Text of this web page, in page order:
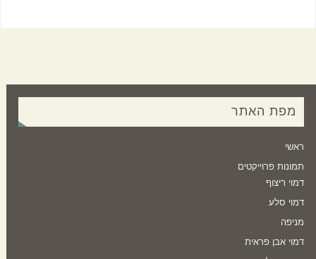
מפת האתר
ראשי
תמונות פרוייקטים
דמוי ריצוף
דמוי סלע
מניפה
דמוי אבן פראית